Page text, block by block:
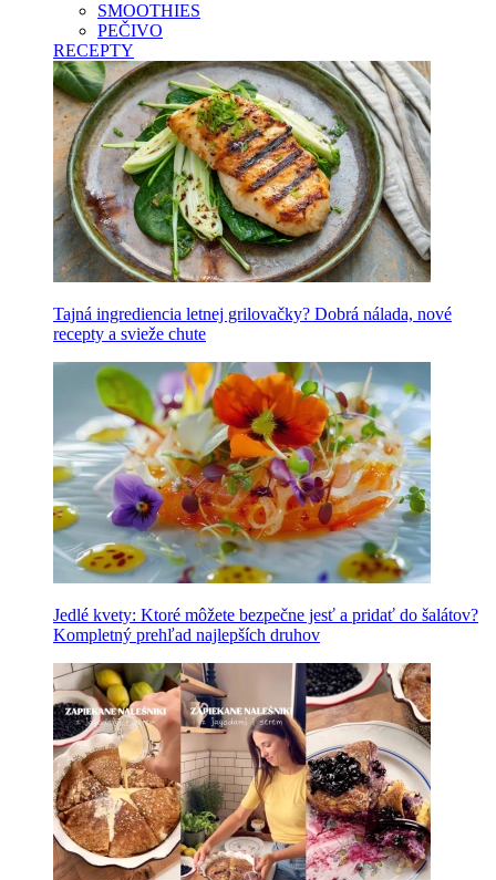
SMOOTHIES
PEČIVO
RECEPTY
Tajná ingrediencia letnej grilovačky? Dobrá nálada, nové
recepty a svieže chute
Jedlé kvety: Ktoré môžete bezpečne jesť a pridať do šalátov?
Kompletný prehľad najlepších druhov